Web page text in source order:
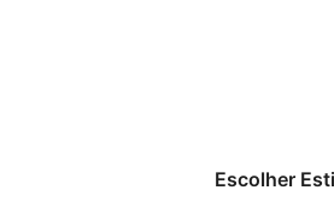
Escolher